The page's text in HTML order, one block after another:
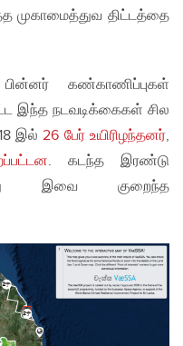
திட்டத்தை
கண்காணிப்புகள்
இந்த நடவடிக்கைகள் சில
இல்26 பேர் உயிரிழந்தனர்,
. கடந்த இரண்டு
இவை குறைந்த